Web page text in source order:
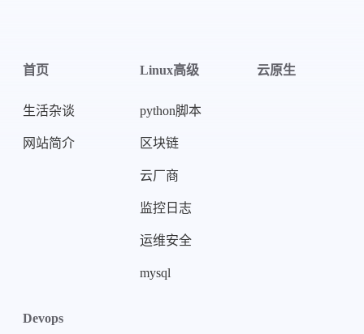
首页
生活杂谈
网站简介
Linux高级
python脚本
区块链
云厂商
监控日志
运维安全
mysql
云原生
Devops